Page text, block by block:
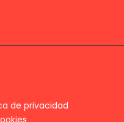
de privacidad